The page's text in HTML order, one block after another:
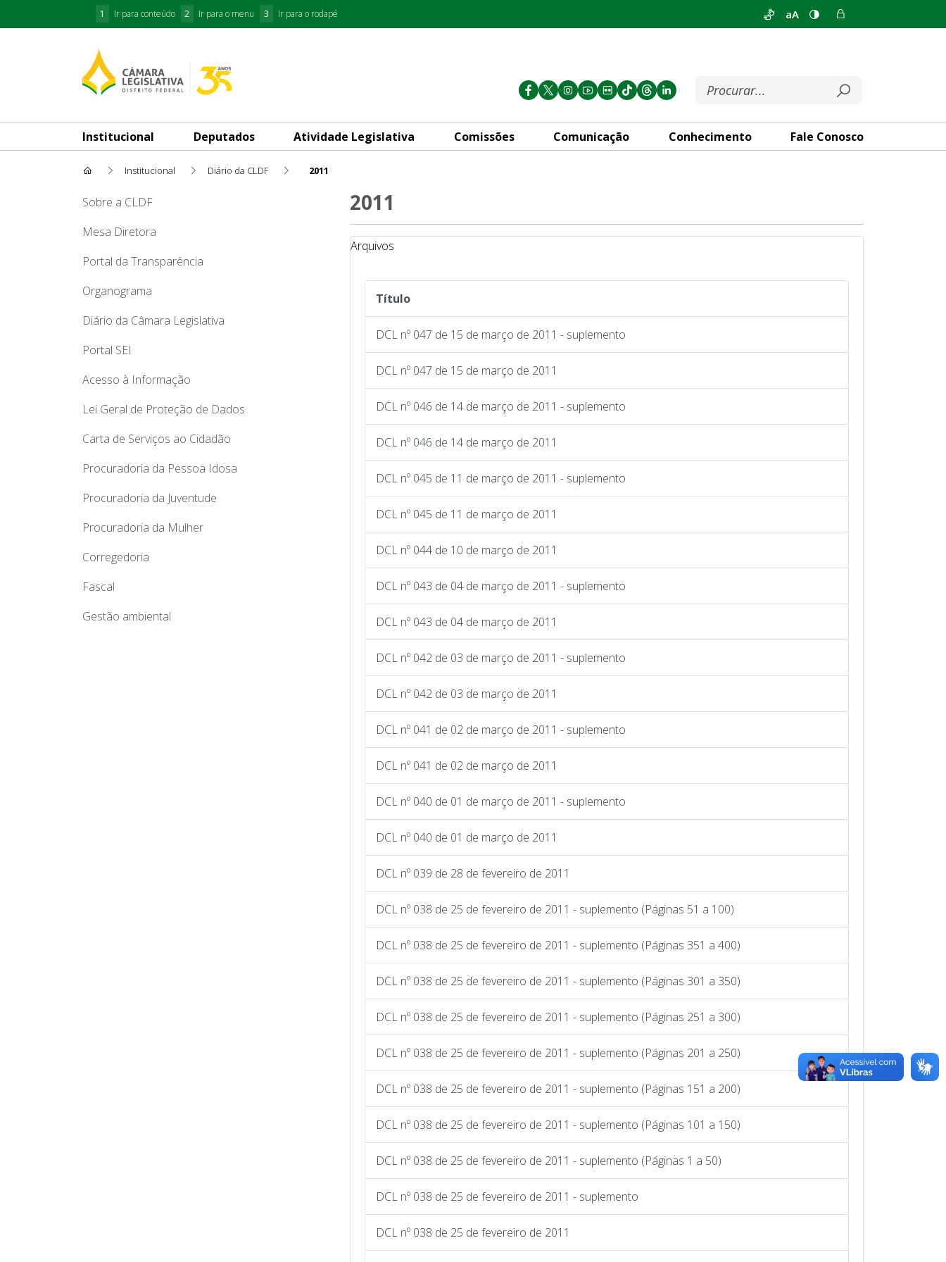
1 Ir para conteúdo 2 Ir para o menu 3 Ir para o rodapé aA
Institucional Deputados Atividade Legislativa Comissões Comunicação Conhecimento Fale Conosco
Institucional Diário da CLDF 2011
Sobre a CLDF
Mesa Diretora
Portal da Transparência
Organograma
Diário da Câmara Legislativa
Portal SEI
Acesso à Informação
Lei Geral de Proteção de Dados
Carta de Serviços ao Cidadão
Procuradoria da Pessoa Idosa
Procuradoria da Juventude
Procuradoria da Mulher
Corregedoria
Fascal
Gestão ambiental
2011
Arquivos
Título
DCL nº 047 de 15 de março de 2011 - suplemento
DCL nº 047 de 15 de março de 2011
DCL nº 046 de 14 de março de 2011 - suplemento
DCL nº 046 de 14 de março de 2011
DCL nº 045 de 11 de março de 2011 - suplemento
DCL nº 045 de 11 de março de 2011
DCL nº 044 de 10 de março de 2011
DCL nº 043 de 04 de março de 2011 - suplemento
DCL nº 043 de 04 de março de 2011
DCL nº 042 de 03 de março de 2011 - suplemento
DCL nº 042 de 03 de março de 2011
DCL nº 041 de 02 de março de 2011 - suplemento
DCL nº 041 de 02 de março de 2011
DCL nº 040 de 01 de março de 2011 - suplemento
DCL nº 040 de 01 de março de 2011
DCL nº 039 de 28 de fevereiro de 2011
DCL nº 038 de 25 de fevereiro de 2011 - suplemento (Páginas 51 a 100)
DCL nº 038 de 25 de fevereiro de 2011 - suplemento (Páginas 351 a 400)
DCL nº 038 de 25 de fevereiro de 2011 - suplemento (Páginas 301 a 350)
DCL nº 038 de 25 de fevereiro de 2011 - suplemento (Páginas 251 a 300)
DCL nº 038 de 25 de fevereiro de 2011 - suplemento (Páginas 201 a 250)
DCL nº 038 de 25 de fevereiro de 2011 - suplemento (Páginas 151 a 200)
DCL nº 038 de 25 de fevereiro de 2011 - suplemento (Páginas 101 a 150)
DCL nº 038 de 25 de fevereiro de 2011 - suplemento (Páginas 1 a 50)
DCL nº 038 de 25 de fevereiro de 2011 - suplemento
DCL nº 038 de 25 de fevereiro de 2011